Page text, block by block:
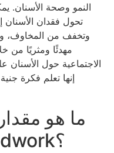
النمو وصحة الأسنان.
تحول فقدان الأسنان
وتخفف من المخاوف،
مهدئًا ومثريًا من
الاجتماعية حول
إنها تعلم فكرة
ما هو
كسبه حقًا على Paidwork؟